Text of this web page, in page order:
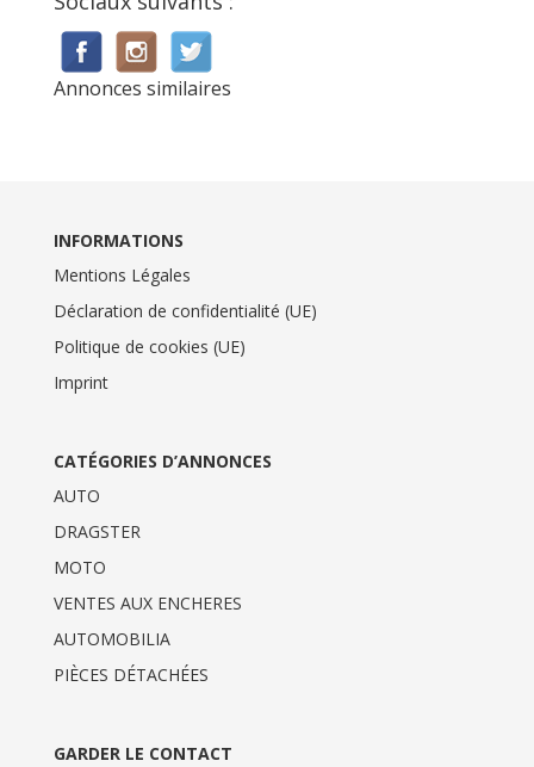
Annonces similaires
INFORMATIONS
Mentions Légales
Déclaration de confidentialité (UE)
Politique de cookies (UE)
Imprint
CATÉGORIES D’ANNONCES
AUTO
DRAGSTER
MOTO
VENTES AUX ENCHERES
AUTOMOBILIA
PIÈCES DÉTACHÉES
GARDER LE CONTACT